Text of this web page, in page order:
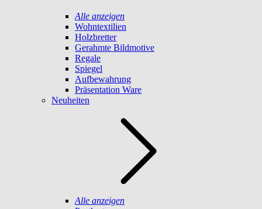
Alle anzeigen
Wohntextilien
Holzbretter
Gerahmte Bildmotive
Regale
Spiegel
Aufbewahrung
Präsentation Ware
Neuheiten
Alle anzeigen